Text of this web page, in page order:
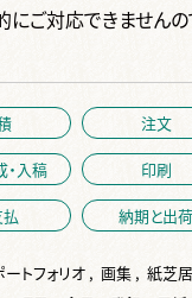
ご対応できませんの
注文
・入稿 印刷
納期と出荷
ートフォリオ , 画集 , 紙芝